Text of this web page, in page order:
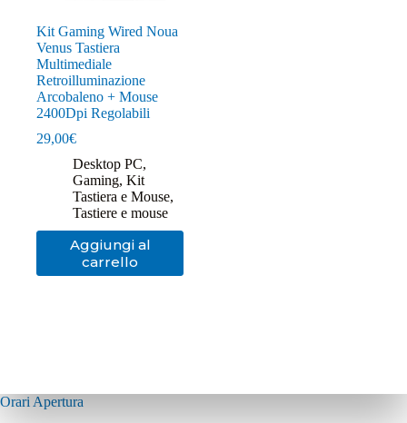
Kit Gaming Wired Noua
Venus Tastiera
Multimediale
Retroilluminazione
Arcobaleno + Mouse
2400Dpi Regolabili
29,00€
Desktop PC,
Gaming, Kit
Tastiera e Mouse,
Tastiere e mouse
Aggiungi al
carrello
Orari Apertura